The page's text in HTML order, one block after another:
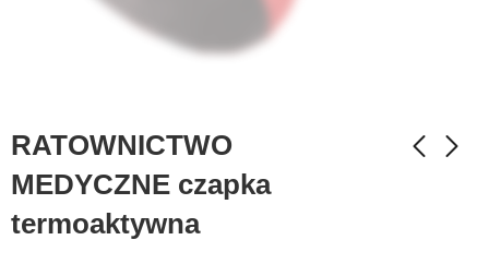
RATOWNICTWO
MEDYCZNE czapka
termoaktywna